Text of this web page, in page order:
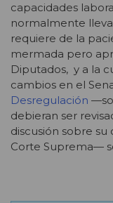
capacidades
normalmente
requiere de la
mermada pero
Diputados, y a la
cambios en el
Desregulación
debieran ser
discusión sobre
Corte Suprema—